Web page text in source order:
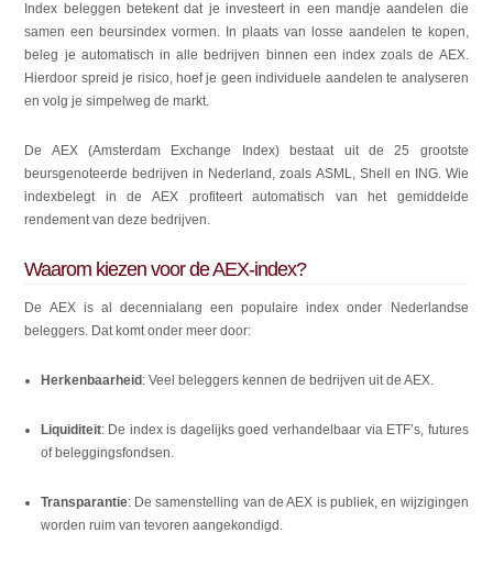
Index beleggen betekent dat je investeert in een mandje aandelen die
samen een beursindex vormen. In plaats van losse aandelen te kopen,
beleg je automatisch in alle bedrijven binnen een index zoals de AEX.
Hierdoor spreid je risico, hoef je geen individuele aandelen te analyseren
en volg je simpelweg de markt.
De AEX (Amsterdam Exchange Index) bestaat uit de 25 grootste
beursgenoteerde bedrijven in Nederland, zoals ASML, Shell en ING. Wie
indexbelegt in de AEX profiteert automatisch van het gemiddelde
rendement van deze bedrijven.
Waarom kiezen voor de AEX-index?
De AEX is al decennialang een populaire index onder Nederlandse
beleggers. Dat komt onder meer door:
Herkenbaarheid : Veel beleggers kennen de bedrijven uit de AEX.
Liquiditeit: De index is dagelijks goed verhandelbaar via ETF’s, futures
of beleggingsfondsen.
Transparantie: De samenstelling van de AEX is publiek, en wijzigingen
worden ruim van tevoren aangekondigd.